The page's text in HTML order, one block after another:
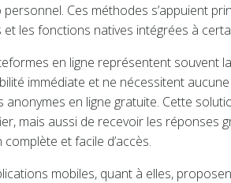
personnel. Ces méthodes s’appuient
et les fonctions natives intégrées à
en ligne représentent souvent
immédiate et ne nécessitent
anonymes en ligne gratuite. Cette
mais aussi de recevoir les
et facile d’accès.
mobiles, quant à elles,